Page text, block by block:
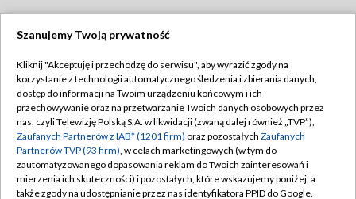
TVP
Abonament TVP
Emisja w TVP
Centrum informacji TVP
Naziemna Telewizja Cyfrowa
Regulamin TVP
Polityka prywatności
Moje zgody
Pomoc
Szanujemy Twoją prywatność
Kliknij "Akceptuję i przechodzę do serwisu", aby wyrazić zgody na
korzystanie z technologii automatycznego śledzenia i zbierania danych,
dostęp do informacji na Twoim urządzeniu końcowym i ich
przechowywanie oraz na przetwarzanie Twoich danych osobowych przez
nas, czyli Telewizję Polską S.A. w likwidacji (zwaną dalej również „TVP”),
Zaufanych Partnerów z IAB* (1201 firm) oraz pozostałych Zaufanych
Partnerów TVP (93 firm), w celach marketingowych (w tym do
zautomatyzowanego dopasowania reklam do Twoich zainteresowań i
mierzenia ich skuteczności) i pozostałych, które wskazujemy poniżej, a
także zgody na udostępnianie przez nas identyfikatora PPID do Google.